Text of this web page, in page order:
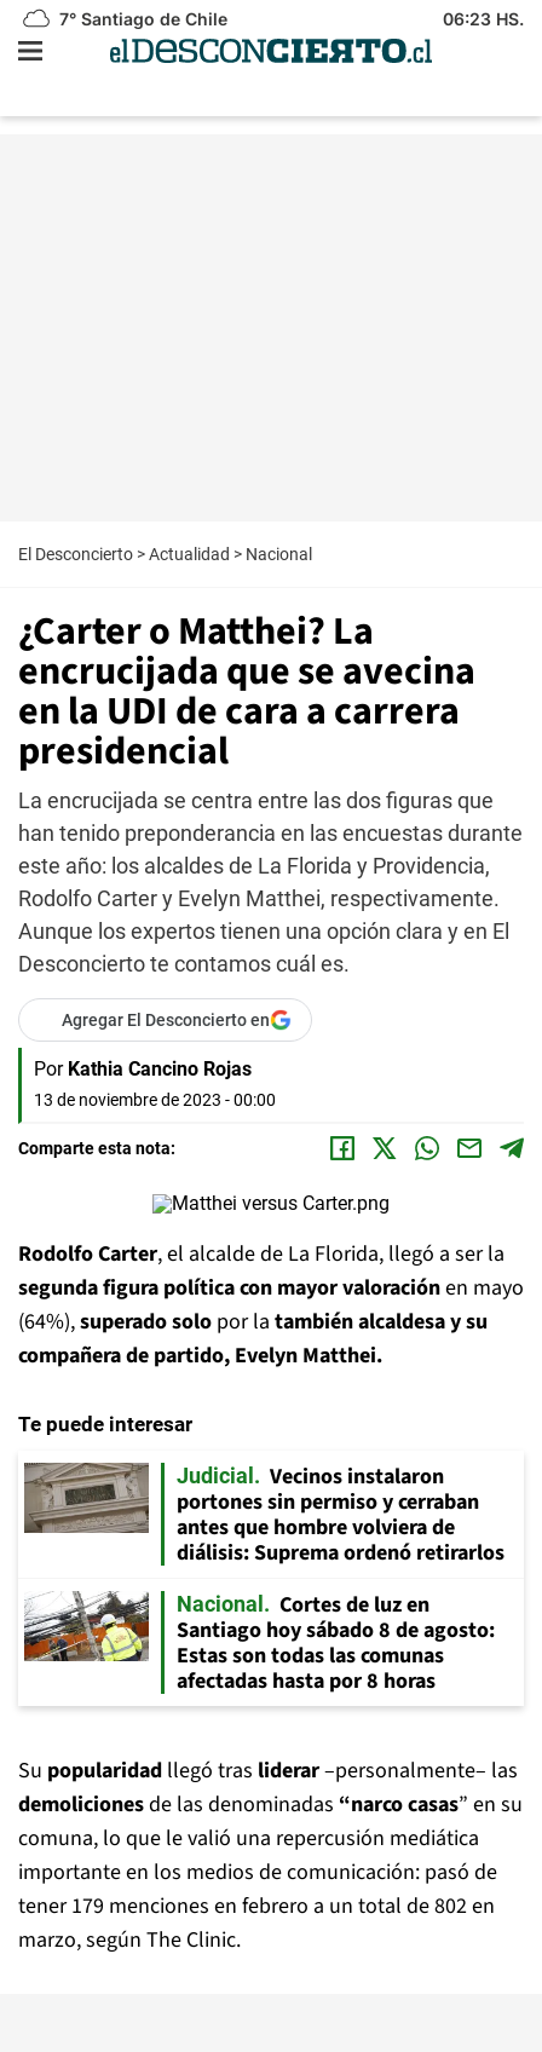
7° Santiago de Chile 06:23 HS.
El Desconcierto >Actualidad > Nacional
¿Carter o Matthei? La
encrucijada que se avecina
en la UDI de cara a carrera
presidencial
La encrucijada se centra entre las dos figuras que
han tenido preponderancia en las encuestas durante
este año: los alcaldes de La Florida y Providencia,
Rodolfo Carter y Evelyn Matthei, respectivamente.
Aunque los expertos tienen una opción clara y en El
Desconcierto te contamos cuál es.
Agregar El Desconcierto en
Por Kathia Cancino Rojas
13 de noviembre de 2023 - 00:00
Comparte esta nota:
Rodolfo Carter, el alcalde de La Florida, llegó a ser la
segunda figura política con mayor valoraciónen mayo
(64%),superado solo por la también alcaldesa y su
compañera de partido, Evelyn Matthei.
Te puede interesar
Judicial
Vecinos instalaron
portones sin permiso y cerraban
antes que hombre volviera de
diálisis: Suprema ordenó retirarlos
Nacional
Cortes de luz en
Santiago hoy sábado 8 de agosto:
Estas son todas las comunas
afectadas hasta por 8 horas
Su popularidad llegó tras liderar–personalmente– las
demolicionesde las denominadas “narco casas” en su
comuna, lo que le valió una repercusión mediática
importante en los medios de comunicación: pasó de
tener 179 menciones en febrero a un total de 802 en
marzo, según The Clinic.